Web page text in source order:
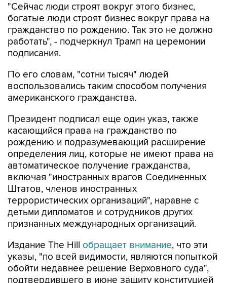
"Сейчас люди строят вокруг этого бизнес,
богатые люди строят бизнес вокруг права на
гражданство по рождению. Так это не должно
работать", - подчеркнул Трамп на церемонии
подписания.
По его словам, "сотни тысяч" людей
воспользовались таким способом получения
американского гражданства.
Президент подписал еще один указ, также
касающийся права на гражданство по
рождению и подразумевающий расширение
определения лиц, которые не имеют права на
автоматическое получение гражданства,
включая "иностранных врагов Соединенных
Штатов, членов иностранных
террористических организаций", наравне с
детьми дипломатов и сотрудников других
признанных международных организаций.
Издание The Hill обращает внимание, что эти
указы, "по всей видимости, являются попыткой
обойти недавнее решение Верховного суда",
подтвердившего в июне защиту конституцией